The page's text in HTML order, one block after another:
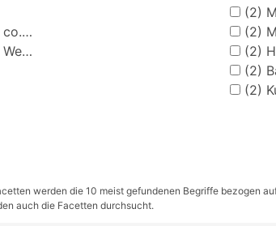
(2)
(2)
(2)
(2)
(2)
werden die 10 meist gefundenen Begriffe bezogen
auch die Facetten durchsucht.